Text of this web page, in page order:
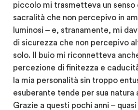
piccolo mi trasmetteva un senso
sacralità che non percepivo in
luminosi – e, stranamente, mi
di sicurezza che non percepivo
solo. Il buio mi riconnetteva
percezione di finitezza e
la mia personalità sin troppo
esuberante tende per sua natura
Grazie a questi pochi anni –